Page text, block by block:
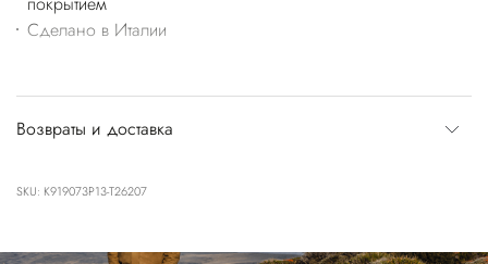
Сделано в Италии
Возвраты и доставка
SKU: K919073P13-T26207